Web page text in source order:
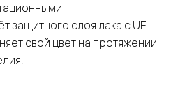
защитного слоя лака с UF
свой цвет на протяжении